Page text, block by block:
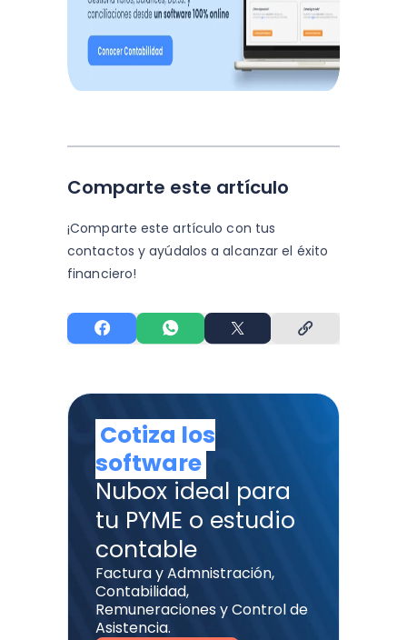
Comparte este artículo
¡Comparte este artículo con tus
contactos y ayúdalos a alcanzar el éxito
financiero!
Cotiza los
software
Nubox ideal para
tu PYME o estudio
contable
Factura y Admnistración,
Contabilidad,
Remuneraciones y Control de
Asistencia.